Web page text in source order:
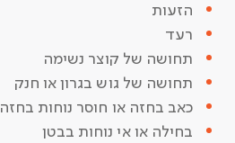
הזעות
רעד
תחושה של קוצר נשימה
תחושה של גוש בגרון או חנק
כאב בחזה או חוסר נוחות בחזה
בחילה או אי נוחות בבטן